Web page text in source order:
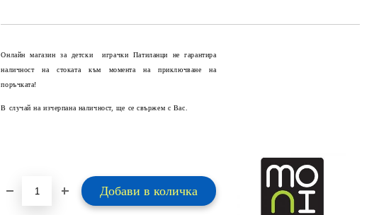
Онлайн магазин за детски играчки Патиланци не гарантира
наличност на стоката към момента на приключване на
поръчката!
В случай на изчерпана наличност, ще се свържем с Вас.